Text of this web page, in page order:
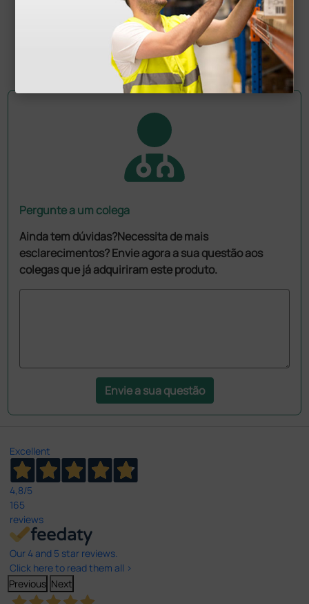
630,00 €
1 unidade
Pergunte a um colega
Ainda tem dúvidas?Necessita de mais
esclarecimentos? Envie agora a sua questão aos
colegas que já adquiriram este produto.
Envie a sua questão
Excellent
4,8/5
165
reviews
Our 4 and 5 star reviews.
Click here to read them all >
Previous Next